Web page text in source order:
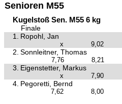
Senioren M55
Kugelstoß Sen. M55 6 kg
Finale
1.
Ropohl, Jan
x 9,02
2. Sonnleitner, Thomas
7,76 8,21
3. Eigenstetter, Markus
x 7,90
4. Pegoretti, Bernd
7,62 8,00